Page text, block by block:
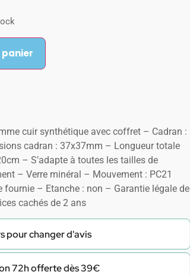
cuir synthétique avec coffret – Cadran :
cadran : 37x37mm – Longueur totale
– S’adapte à toutes les tailles de
– Verre minéral – Mouvement : PC21
fournie – Etanche : non – Garantie légale de
cachés de 2 ans
pour changer d'avis
72h offerte dès 39€